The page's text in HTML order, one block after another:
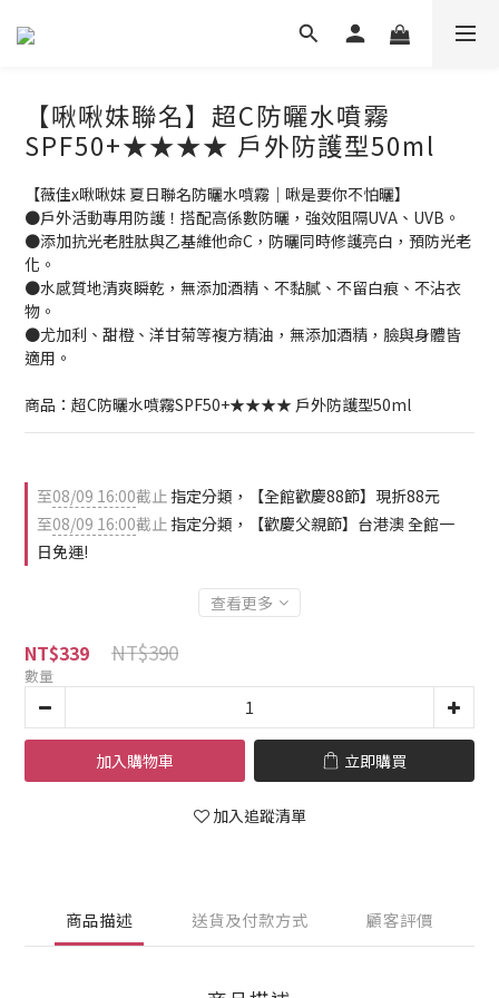
【啾啾妹聯名】超C防曬水噴霧
SPF50+★★★★ 戶外防護型50ml
【薇佳x啾啾妹 夏日聯名防曬水噴霧｜啾是要你不怕曬】
●戶外活動專用防護！搭配高係數防曬，強效阻隔UVA、UVB。
●添加抗光老胜肽與乙基維他命C，防曬同時修護亮白，預防光老
化。
●水感質地清爽瞬乾，無添加酒精、不黏膩、不留白痕、不沾衣
物。
●尤加利、甜橙、洋甘菊等複方精油，無添加酒精，臉與身體皆
適用。
商品：超C防曬水噴霧SPF50+★★★★ 戶外防護型50ml
至08/09 16:00截止 指定分類，【全館歡慶88節】現折88元
至08/09 16:00截止 指定分類，【歡慶父親節】台港澳 全館一
日免運!
查看更多
NT$339 NT$390
數量
加入購物車 立即購買
加入追蹤清單
商品描述 送貨及付款方式 顧客評價